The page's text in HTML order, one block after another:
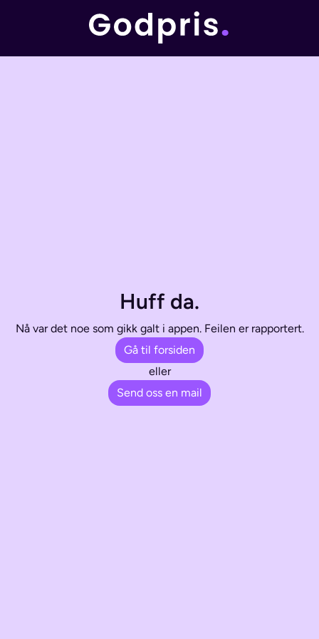
Huff da.
Nå var det noe som gikk galt i appen. Feilen er rapportert.
Gå til forsiden
eller
Send oss en mail